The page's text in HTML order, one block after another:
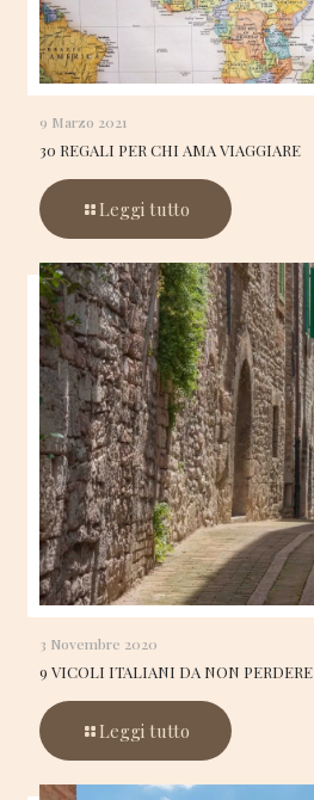
9 Marzo 2021
30 REGALI PER CHI AMA VIAGGIARE
Leggi tutto
3 Novembre 2020
9 VICOLI ITALIANI DA NON PERDERE
Leggi tutto